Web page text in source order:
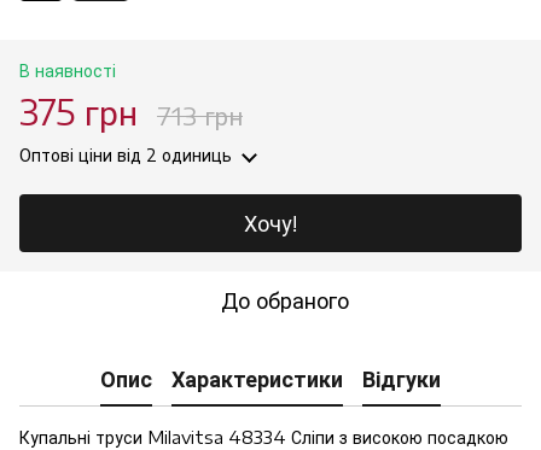
В наявності
375 грн 713 грн
Оптові ціни від 2 одиниць
Хочу!
До обраного
Опис Характеристики Відгуки
Купальні труси Milavitsa 48334 Сліпи з високою посадкою